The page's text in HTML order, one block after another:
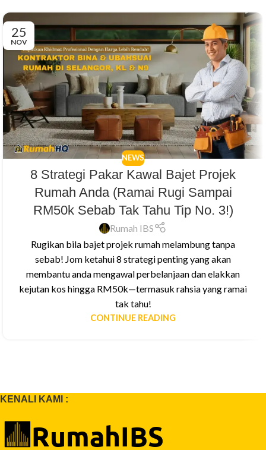
25
NOV
NEWS
8 Strategi Pakar Kawal Bajet Projek
Rumah Anda (Ramai Rugi Sampai
RM50k Sebab Tak Tahu Tip No. 3!)
Rumah IBS
Rugikan bila bajet projek rumah melambung tanpa
sebab! Jom ketahui 8 strategi penting yang akan
membantu anda mengawal perbelanjaan dan elakkan
kejutan kos hingga RM50k—termasuk rahsia yang ramai
tak tahu!
CONTINUE READING
KENALI KAMI :